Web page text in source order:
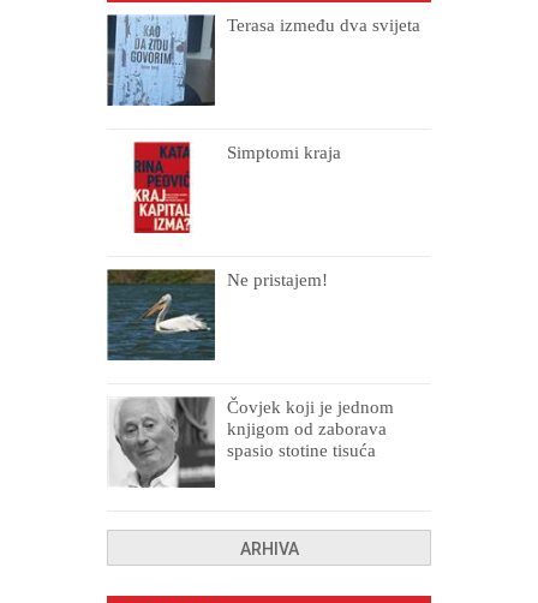
Terasa između dva svijeta
Simptomi kraja
Ne pristajem!
Čovjek koji je jednom
knjigom od zaborava
spasio stotine tisuća
ARHIVA